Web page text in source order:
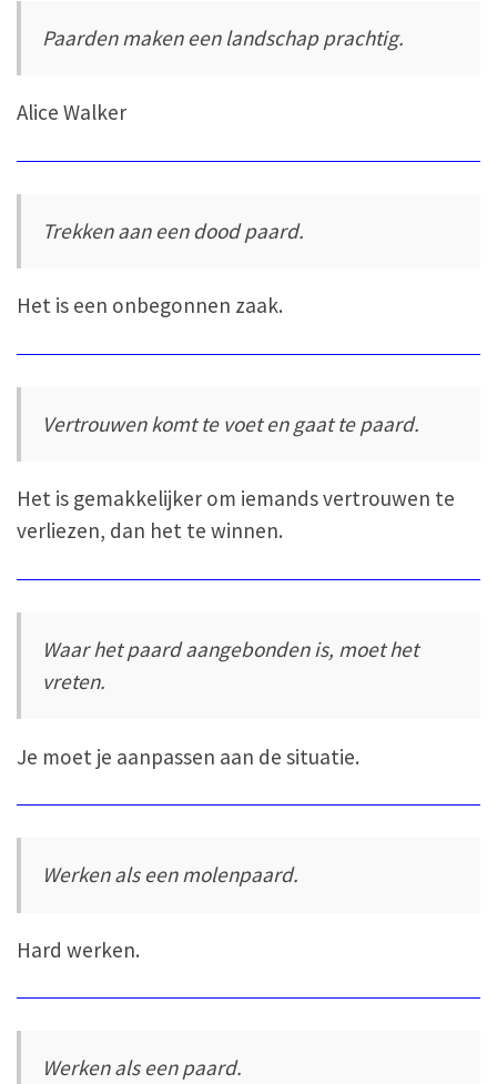
Paarden maken een landschap prachtig.
Alice Walker
Trekken aan een dood paard.
Het is een onbegonnen zaak.
Vertrouwen komt te voet en gaat te paard.
Het is gemakkelijker om iemands vertrouwen te
verliezen, dan het te winnen.
Waar het paard aangebonden is, moet het
vreten.
Je moet je aanpassen aan de situatie.
Werken als een molenpaard.
Hard werken.
Werken als een paard.